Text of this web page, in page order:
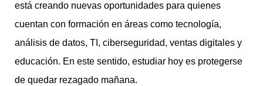
está creando nuevas oportunidades para quienes
cuentan con formación en áreas como tecnología,
análisis de datos, TI, ciberseguridad, ventas digitales y
educación. En este sentido, estudiar hoy es protegerse
de quedar rezagado mañana.